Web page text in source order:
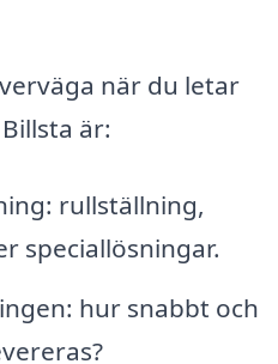
när du letar
är:
rullställning,
speciallösningar.
hur snabbt och